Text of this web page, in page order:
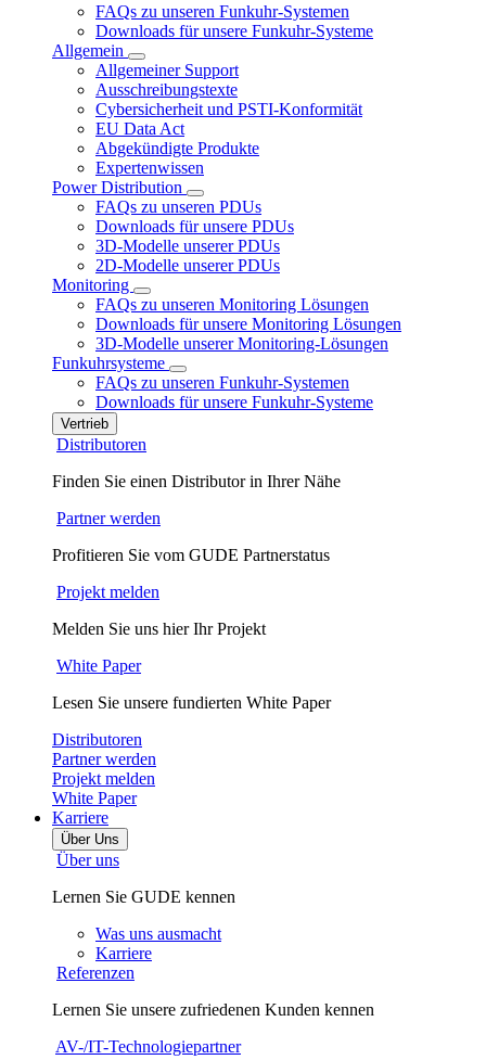
FAQs zu unseren Funkuhr-Systemen
Downloads für unsere Funkuhr-Systeme
Allgemein
Allgemeiner Support
Ausschreibungstexte
Cybersicherheit und PSTI-Konformität
EU Data Act
Abgekündigte Produkte
Expertenwissen
Power Distribution
FAQs zu unseren PDUs
Downloads für unsere PDUs
3D-Modelle unserer PDUs
2D-Modelle unserer PDUs
Monitoring
FAQs zu unseren Monitoring Lösungen
Downloads für unsere Monitoring Lösungen
3D-Modelle unserer Monitoring-Lösungen
Funkuhrsysteme
FAQs zu unseren Funkuhr-Systemen
Downloads für unsere Funkuhr-Systeme
Vertrieb
Distributoren
Finden Sie einen Distributor in Ihrer Nähe
Partner werden
Profitieren Sie vom GUDE Partnerstatus
Projekt melden
Melden Sie uns hier Ihr Projekt
White Paper
Lesen Sie unsere fundierten White Paper
Distributoren
Partner werden
Projekt melden
White Paper
Karriere
Über Uns
Über uns
Lernen Sie GUDE kennen
Was uns ausmacht
Karriere
Referenzen
Lernen Sie unsere zufriedenen Kunden kennen
AV-/IT-Technologiepartner